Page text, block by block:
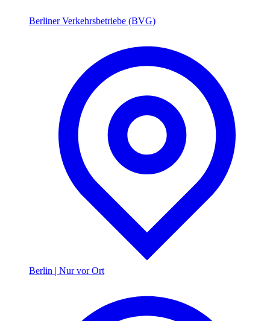
Berliner Verkehrsbetriebe (BVG)
Berlin | Nur vor Ort